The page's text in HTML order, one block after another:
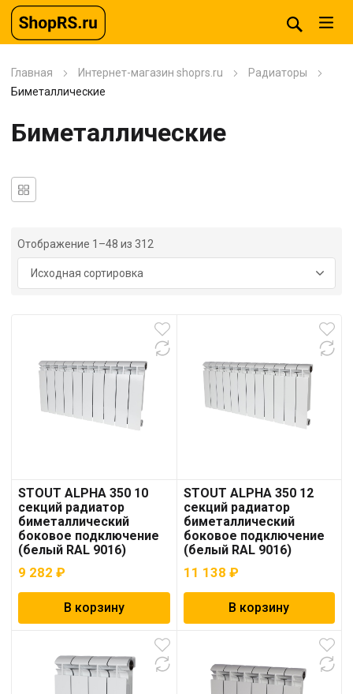
Главная Интернет-магазин shoprs.ru
Радиаторы
Биметаллические
Биметаллические
Отображение 1–48 из 312
STOUT ALPHA 350 10
секций радиатор
биметаллический
боковое подключение
(белый RAL 9016)
9 282 ₽
В корзину
STOUT ALPHA 350 12
секций радиатор
биметаллический
боковое подключение
(белый RAL 9016)
11 138 ₽
В корзину